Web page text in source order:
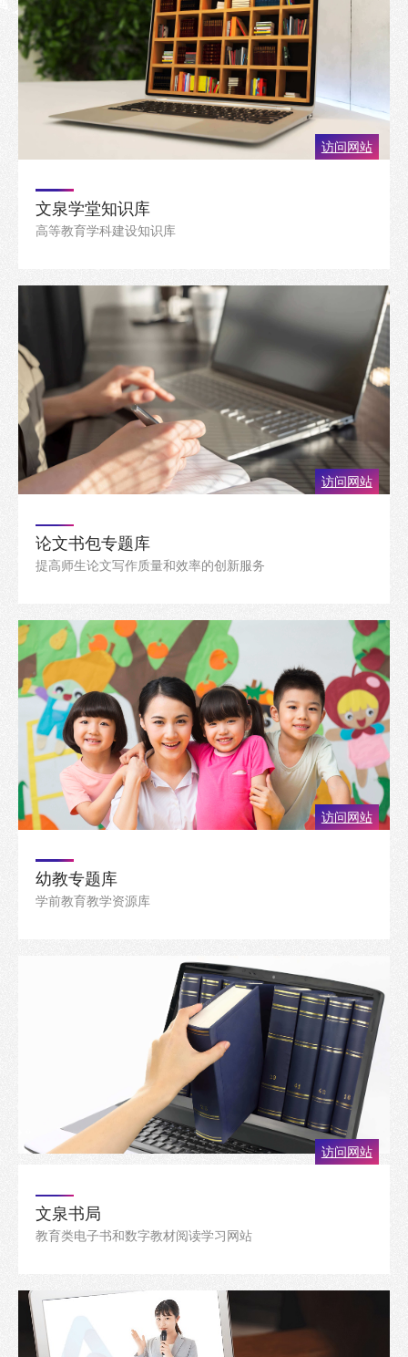
访问网站
文泉学堂知识库
高等教育学科建设知识库
访问网站
论文书包专题库
提高师生论文写作质量和效率的创新服务
访问网站
幼教专题库
学前教育教学资源库
访问网站
文泉书局
教育类电子书和数字教材阅读学习网站